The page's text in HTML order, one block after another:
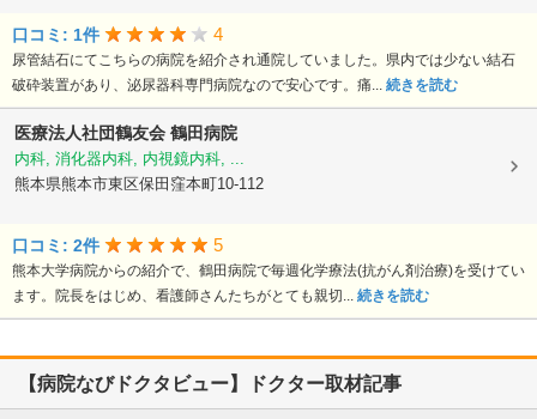
口コミ: 1件 4
尿管結石にてこちらの病院を紹介され通院していました。県内では少ない結石
破砕装置があり、泌尿器科専門病院なので安心です。痛... 続きを読む
医療法人社団鶴友会 鶴田病院
内科, 消化器内科, 内視鏡内科, ...
熊本県熊本市東区保田窪本町10-112
口コミ: 2件 5
熊本大学病院からの紹介で、鶴田病院で毎週化学療法(抗がん剤治療)を受けてい
ます。院長をはじめ、看護師さんたちがとても親切... 続きを読む
【病院なびドクタビュー】ドクター取材記事